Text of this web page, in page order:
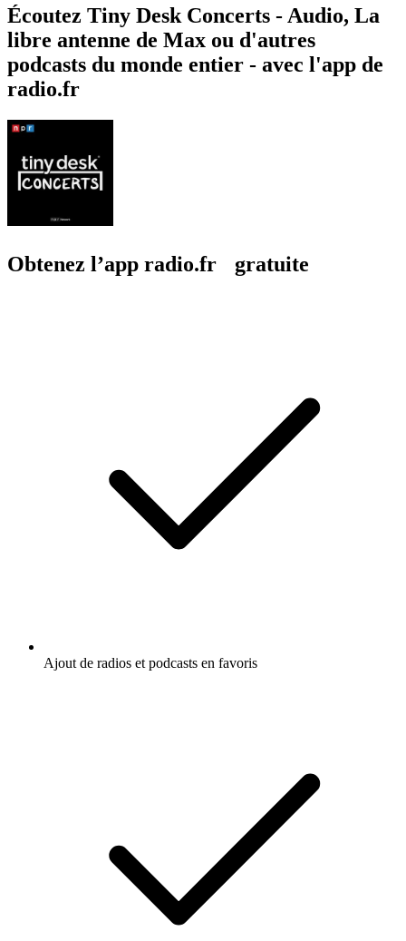
Écoutez Tiny Desk Concerts - Audio, La
libre antenne de Max ou d'autres
podcasts du monde entier - avec l'app de
radio.fr
Obtenez l’app radio.fr gratuite
Ajout de radios et podcasts en favoris